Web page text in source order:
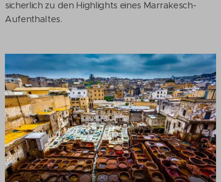
sicherlich zu den Highlights eines Marrakesch-
Aufenthaltes.